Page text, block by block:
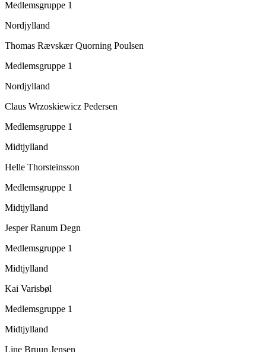
Medlemsgruppe 1
Nordjylland
Thomas Rævskær Quorning Poulsen
Medlemsgruppe 1
Nordjylland
Claus Wrzoskiewicz Pedersen
Medlemsgruppe 1
Midtjylland
Helle Thorsteinsson
Medlemsgruppe 1
Midtjylland
Jesper Ranum Degn
Medlemsgruppe 1
Midtjylland
Kai Varisbøl
Medlemsgruppe 1
Midtjylland
Line Bruun Jensen